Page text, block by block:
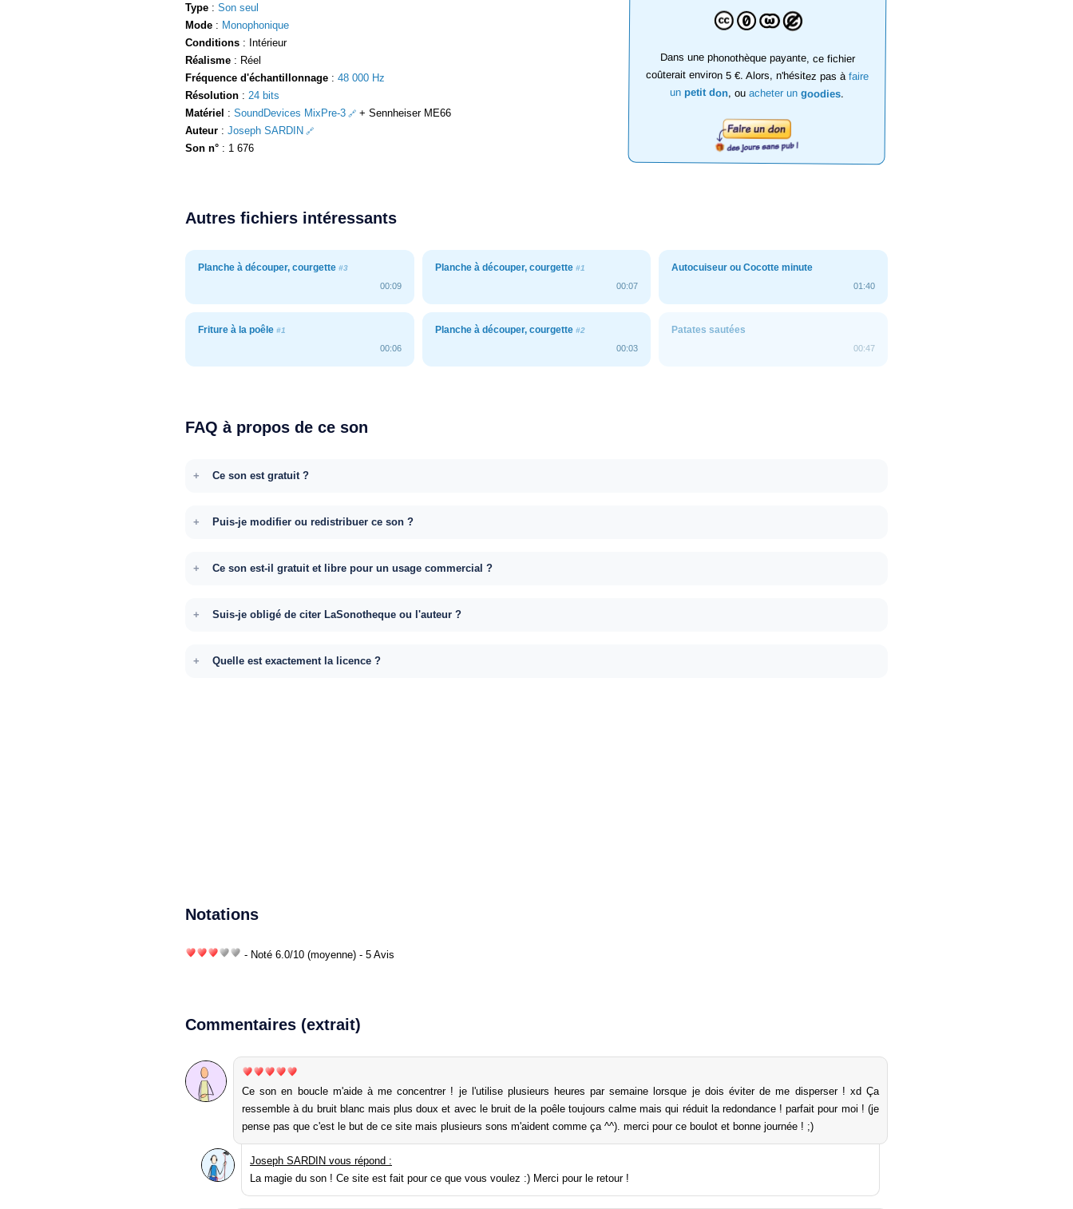
Dans une phonothèque payante, ce fichier
coûterait environ 5 €. Alors, n'hésitez pas àfaire
un petit don, ouacheter ungoodies.
Type : Son seul
Mode : Monophonique
Conditions : Intérieur
Réalisme : Réel
Fréquence d'échantillonnage : 48 000 Hz
Résolution : 24 bits
Matériel : SoundDevices MixPre-3
+ Sennheiser ME66
Auteur : Joseph SARDIN
Son n° : 1 676
Autres fichiers intéressants
Planche à découper, courgette #3
00:09
Planche à découper, courgette #1
00:07
Autocuiseur ou Cocotte minute
01:40
Friture à la poêle #1
00:06
Planche à découper, courgette #2
00:03
Patates sautées
00:47
FAQ à propos de ce son
Ce son est gratuit ?
Puis-je modifier ou redistribuer ce son ?
Ce son est-il gratuit et libre pour un usage commercial ?
Suis-je obligé de citer LaSonotheque ou l'auteur ?
Quelle est exactement la licence ?
Notations
- Noté 6.0/10 (moyenne) - 5 Avis
Commentaires (extrait)
Ce son en boucle m'aide à me concentrer ! je l'utilise plusieurs heures par semaine lorsque je dois éviter de me disperser ! xd Ça
ressemble à du bruit blanc mais plus doux et avec le bruit de la poêle toujours calme mais qui réduit la redondance ! parfait pour moi ! (je
pense pas que c'est le but de ce site mais plusieurs sons m'aident comme ça ^^). merci pour ce boulot et bonne journée ! ;)
Joseph SARDIN vous répond :
La magie du son ! Ce site est fait pour ce que vous voulez :) Merci pour le retour !